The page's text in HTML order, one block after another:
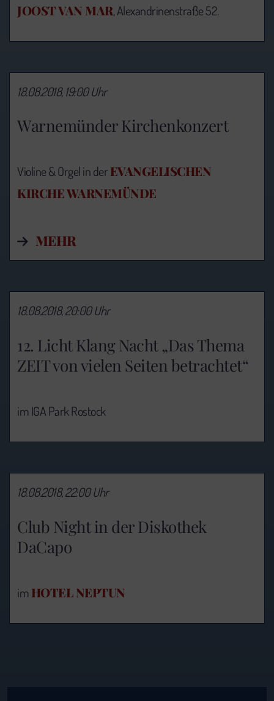
JOOST VAN MAR, Alexandrinenstraße 52.
Warnemünder Kirchenkonzert
18.08.2018, 19:00 Uhr
Violine & Orgel in derEVANGELISCHEN
KIRCHE WARNEMÜNDE
MEHR
12. Licht Klang Nacht „Das Thema
ZEIT von vielen Seiten betrachtet“
18.08.2018, 20:00 Uhr
im IGA Park Rostock
Club Night in der Diskothek
DaCapo
18.08.2018, 22:00 Uhr
imHOTEL NEPTUN